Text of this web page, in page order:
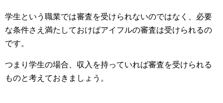
学生という職業では審査を受けられないのではなく、必要
な条件さえ満たしておけばアイフルの審査は受けられるの
です。
つまり学生の場合、収入を持っていれば審査を受けられる
ものと考えておきましょう。